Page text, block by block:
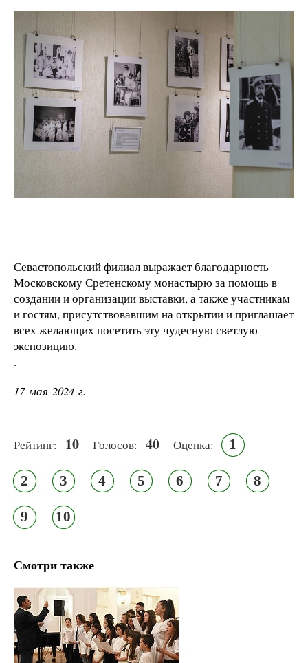
Севастопольский филиал выражает благодарность
Московскому Сретенскому монастырю за помощь в
создании и организации выставки, а также участникам
и гостям, присутствовавшим на открытии и приглашает
всех желающих посетить эту чудесную светлую
экспозицию.
.
17 мая 2024 г.
Рейтинг: 10 Голосов: 40 Оценка: 1
2 3 4 5 6 7 8
9 10
Смотри также